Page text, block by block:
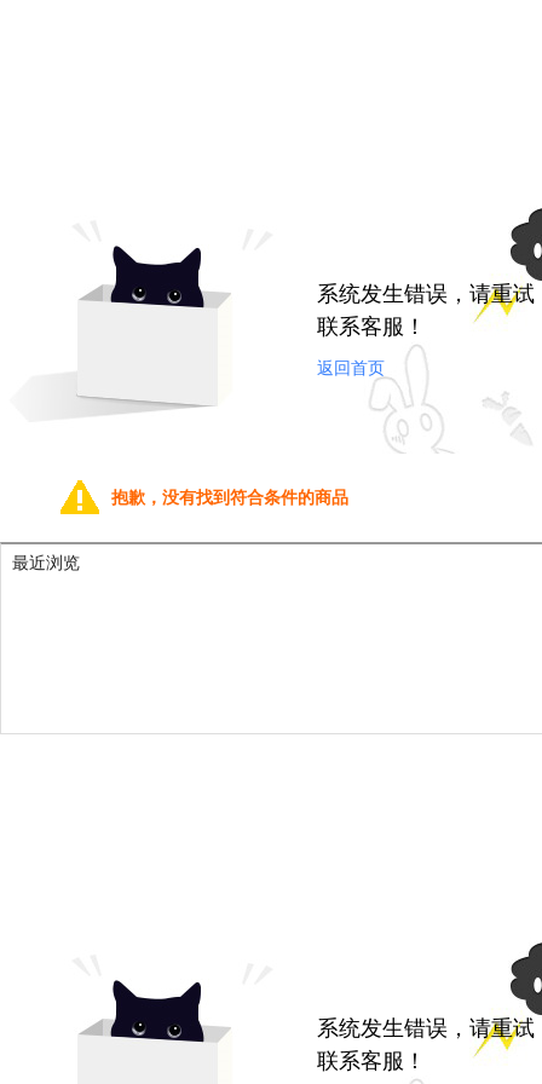
系统发生错误，请重
联系客服！
返回首页
抱歉，没有找到符合条件的商品
最近浏览
系统发生错误，请重
联系客服！